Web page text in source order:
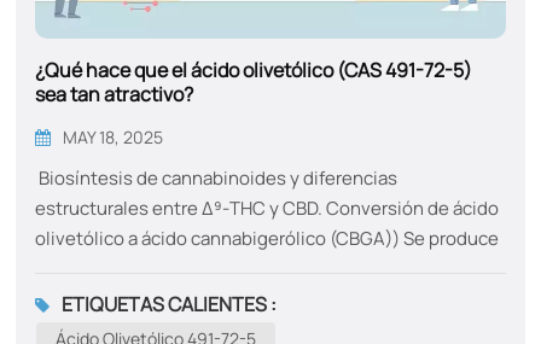
¿Qué hace que el ácido olivetólico (CAS 491-72-5)
sea tan atractivo?
MAY 18, 2025
Biosíntesis de cannabinoides y diferencias
estructurales entre Δ⁹-THC y CBD. Conversión de ácido
olivetólico a ácido cannabigerólico (CBGA)) Se produce
CBGA actúa como el punto de diferenciación a partir del
cual las FAD-oxidasas específicas de cannabinoides
ETIQUETAS CALIENTES :
Ácido Olivetólico 491-72-5